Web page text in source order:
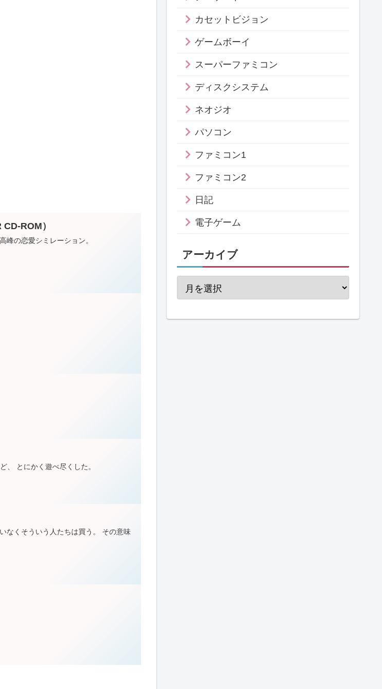
ROM）
峰の恋愛シミレーション。
、 とにかく遊べ尽くした。
なくそういう人たちは買う。 その意味
カセットビジョン
ゲームボーイ
スーパーファミコン
ディスクシステム
ネオジオ
パソコン
ファミコン1
ファミコン2
日記
電子ゲーム
アーカイブ